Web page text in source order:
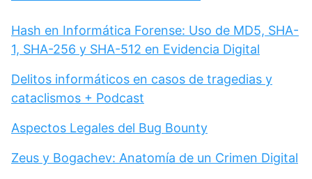
Hash en Informática Forense: Uso de MD5, SHA-
1, SHA-256 y SHA-512 en Evidencia Digital
Delitos informáticos en casos de tragedias y
cataclismos + Podcast
Aspectos Legales del Bug Bounty
Zeus y Bogachev: Anatomía de un Crimen Digital